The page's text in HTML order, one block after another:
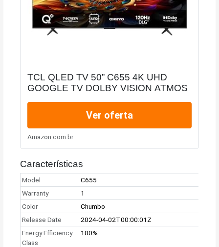
TCL QLED TV 50” C655 4K UHD
GOOGLE TV DOLBY VISION ATMOS
Ver oferta
Amazon.com.br
Características
Model
C655
Warranty
1
Color
Chumbo
Release Date
2024-04-02T00:00:01Z
Energy Efficiency
Class
100%